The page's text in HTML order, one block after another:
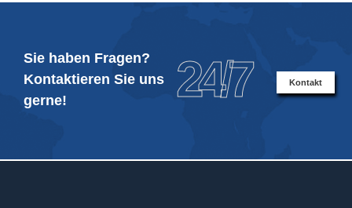
Sie haben Fragen?
Kontaktieren Sie uns
gerne!
24/7 Kontakt